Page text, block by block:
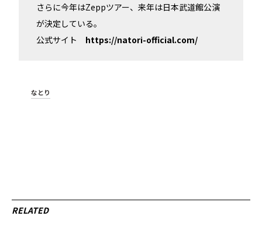
さらに今年はZeppツアー、来年は日本武道館公演
が決定している。
公式サイト https://natori-official.com/
なとり
RELATED